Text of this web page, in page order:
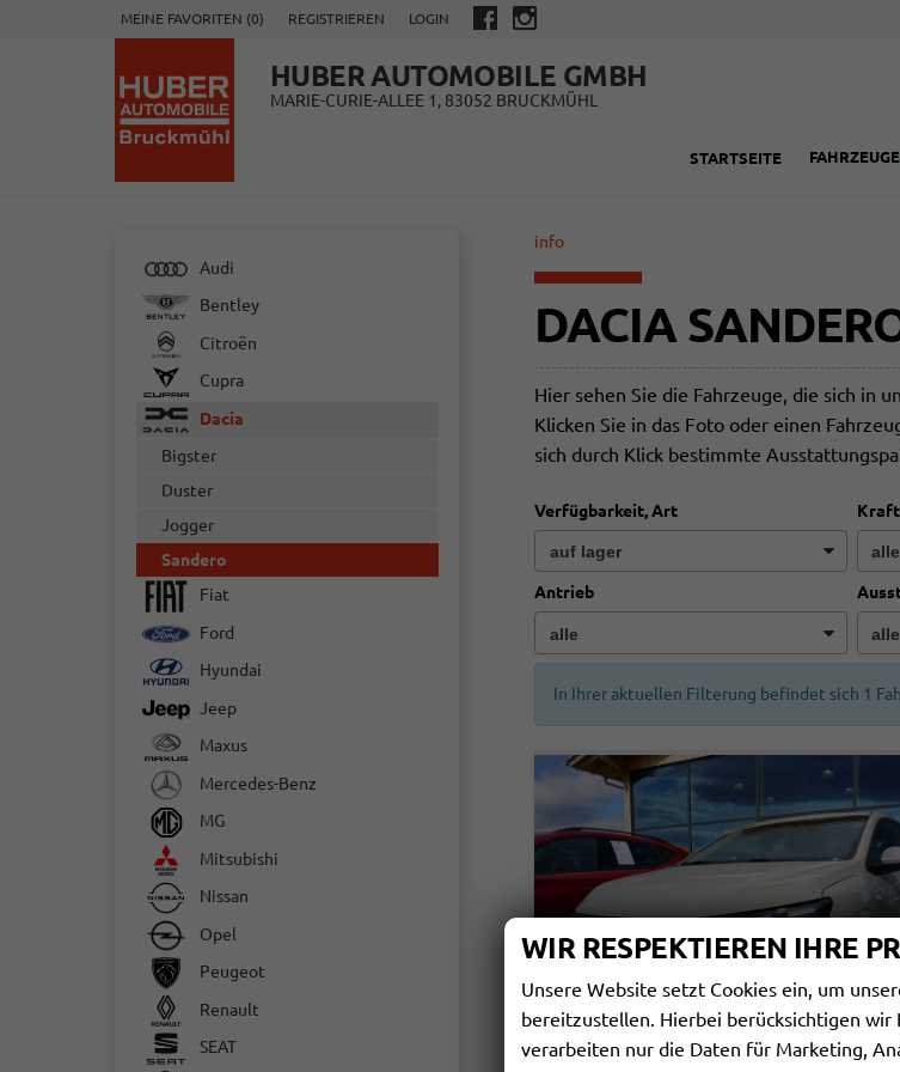
MEINE FAVORITEN (0) REGISTRIEREN LOGIN
HUBER AUTOMOBILE GMBH
MARIE-CURIE-ALLEE 1, 83052 BRUCKMÜHL
STARTSEITE FAHRZEUGE
info
DACIA
Hier sehen Sie die Fahrzeuge, die sich in
Klicken Sie in das Foto oder einen
sich durch Klick bestimmte
Verfügbarkeit, Art
Antrieb
In Ihrer aktuellen Filterung befindet sich 1
Audi
Bentley
Citroën
Cupra
Dacia
Bigster
Duster
Jogger
Sandero
Fiat
Ford
Hyundai
Jeep
Maxus
Mercedes-Benz
MG
Mitsubishi
Nissan
Opel
Peugeot
Renault
SEAT
WIR RESPEKTIEREN IHRE
Unsere Website setzt Cookies ein, um
bereitzustellen. Hierbei berücksichtigen wir
verarbeiten nur die Daten für Marketing,